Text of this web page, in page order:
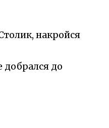
накройся
добрался до